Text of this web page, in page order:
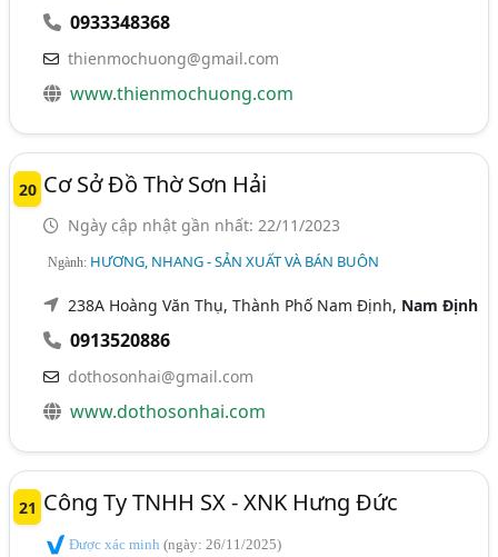
0933348368
thienmochuong@gmail.com
www.thienmochuong.com
20 Cơ Sở Đồ Thờ Sơn Hải
Ngày cập nhật gần nhất: 22/11/2023
Ngành: HƯƠNG, NHANG - SẢN XUẤT VÀ BÁN BUÔN
238A Hoàng Văn Thụ, Thành Phố Nam Định, Nam Định
0913520886
dothosonhai@gmail.com
www.dothosonhai.com
21 Công Ty TNHH SX - XNK Hưng Đức
Được xác minh(ngày: 26/11/2025)